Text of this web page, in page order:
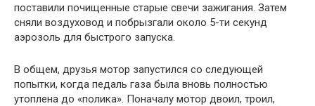
поставили почищенные старые свечи зажигания. Затем
сняли воздуховод и побрызгали около 5-ти секунд
аэрозоль для быстрого запуска.
В общем, друзья мотор запустился со следующей
попытки, когда педаль газа была вновь полностью
утоплена до «полика». Поначалу мотор двоил, троил,